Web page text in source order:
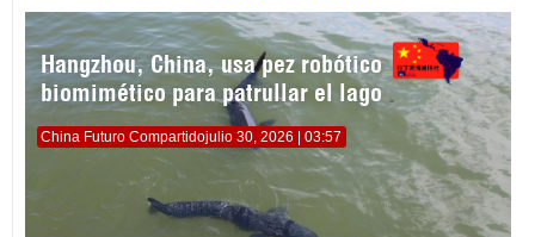
Hangzhou, China, usa pez robótico
biomimético para patrullar el lago
China Futuro Compartidojulio 30, 2026 | 03:57